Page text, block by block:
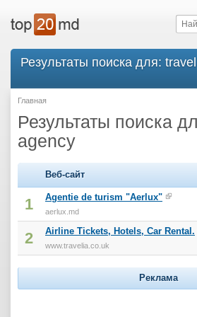
Результаты поиска для:
Главная
Результаты поиска
agency
Веб-сайт
1 Agentie de turism "Aerlux"
aerlux.md
2 Airline Tickets, Hotels, Car Rental.
www.travelia.co.uk
Реклама